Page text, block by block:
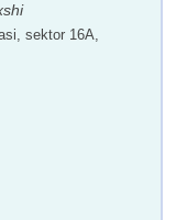
sektor 16A,